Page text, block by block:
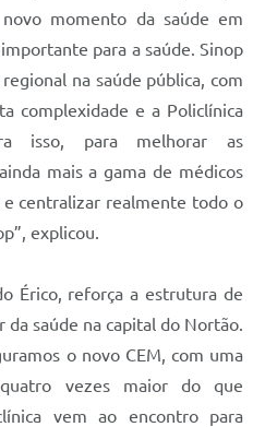
momento da saúde em
para a saúde. Sinop
na saúde pública, com
complexidade e a Policlínica
isso, para melhorar as
mais a gama de médicos
centralizar realmente todo o
explicou.
Érico, reforça a estrutura de
saúde na capital do Nortão.
o novo CEM, com uma
vezes maior do que
vem ao encontro para